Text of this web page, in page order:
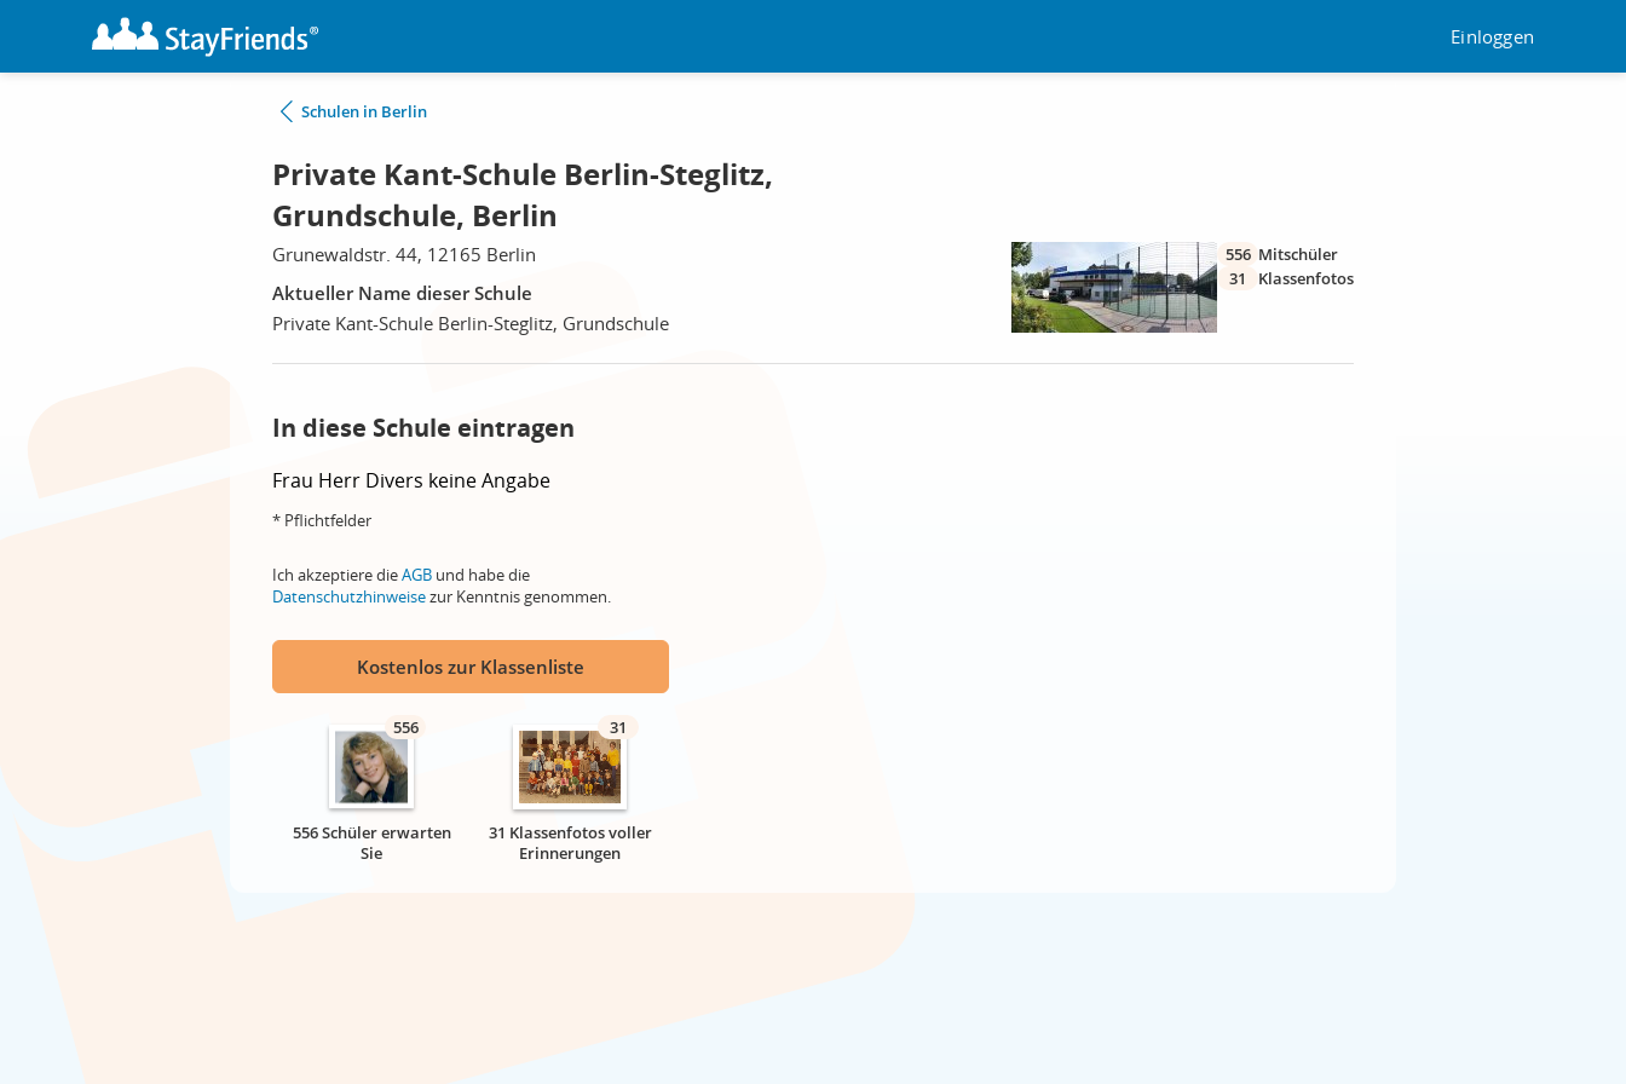
Einloggen
Schulen in Berlin
Private Kant-Schule Berlin-Steglitz,
Grundschule, Berlin
Grunewaldstr. 44, 12165 Berlin
Aktueller Name dieser Schule
Private Kant-Schule Berlin-Steglitz, Grundschule
556 Mitschüler
31
Klassenfotos
In diese Schule eintragen
Frau Herr Divers keine Angabe
* Pflichtfelder
Ich akzeptiere dieAGB und habe die
Datenschutzhinweisezur Kenntnis genommen.
Kostenlos zur Klassenliste
556
556 Schüler erwarten
Sie
31
31 Klassenfotos voller
Erinnerungen